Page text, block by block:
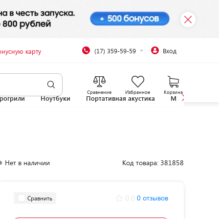
карту (17) 359-59-59 Вход
Сравнение Избранное Корзина
Ноутбуки Портативная акустика
Нет в наличии Код товара: 381858
Сравнить 0 отзывов